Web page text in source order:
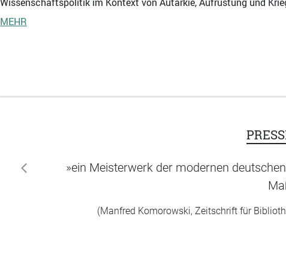
MEHR
»ein Meisterwerk der modernen
(Manfred Komorowski, Zeitschrift für
zurück